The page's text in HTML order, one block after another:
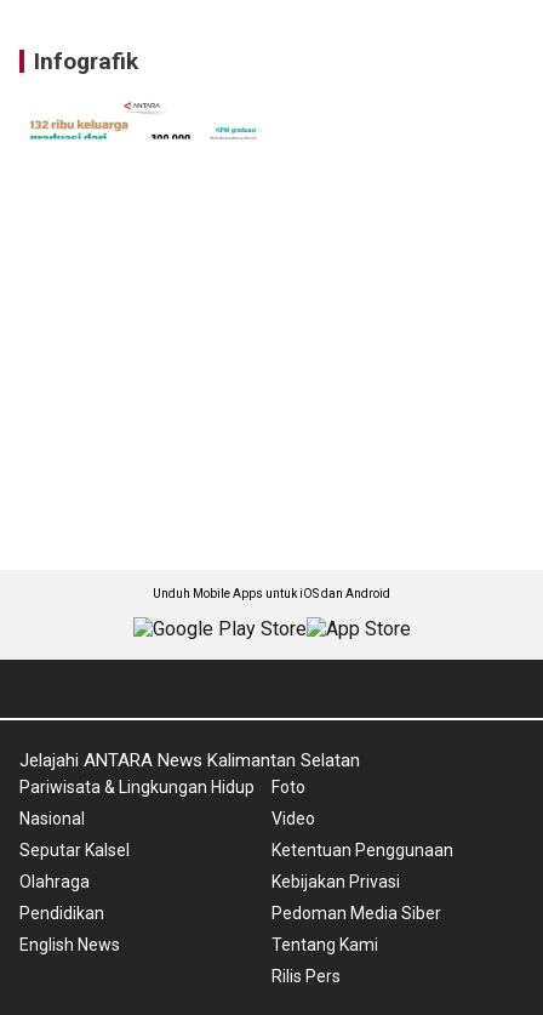
Infografik
Unduh Mobile Apps untuk iOS dan Android
Jelajahi ANTARA News Kalimantan Selatan
Pariwisata & Lingkungan Hidup
Nasional
Seputar Kalsel
Olahraga
Pendidikan
English News
Foto
Video
Ketentuan Penggunaan
Kebijakan Privasi
Pedoman Media Siber
Tentang Kami
Rilis Pers